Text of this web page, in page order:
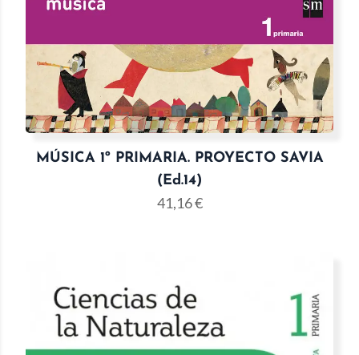
MÚSICA 1º PRIMARIA. PROYECTO SAVIA
(Ed.14)
41,16€